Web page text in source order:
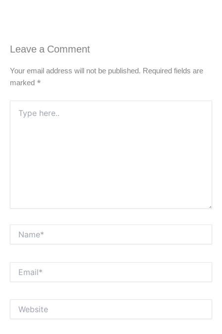
Leave a Comment
Your email address will not be published. Required fields are
marked *
here..